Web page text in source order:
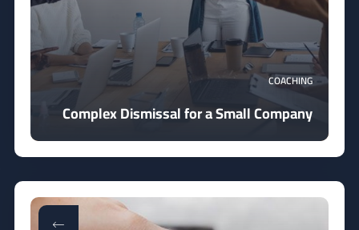
COACHING
Complex Dismissal for a Small Company